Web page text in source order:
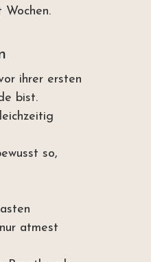
ihrer ersten
bist.
so,
atmest